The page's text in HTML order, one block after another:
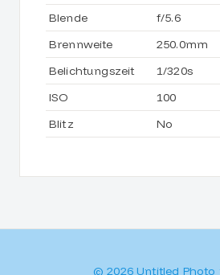
Blende
f/5.6
Brennweite
250.0mm
Belichtungszeit
1/320s
ISO
100
Blitz
No
© 2026 Untitled